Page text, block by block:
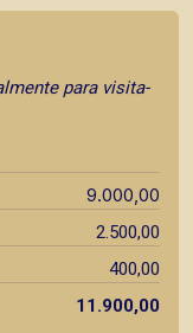
para visita-
9.000,00
2.500,00
400,00
11.900,00